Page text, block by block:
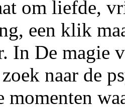
om liefde,
een klik
In De magie
naar de
momenten